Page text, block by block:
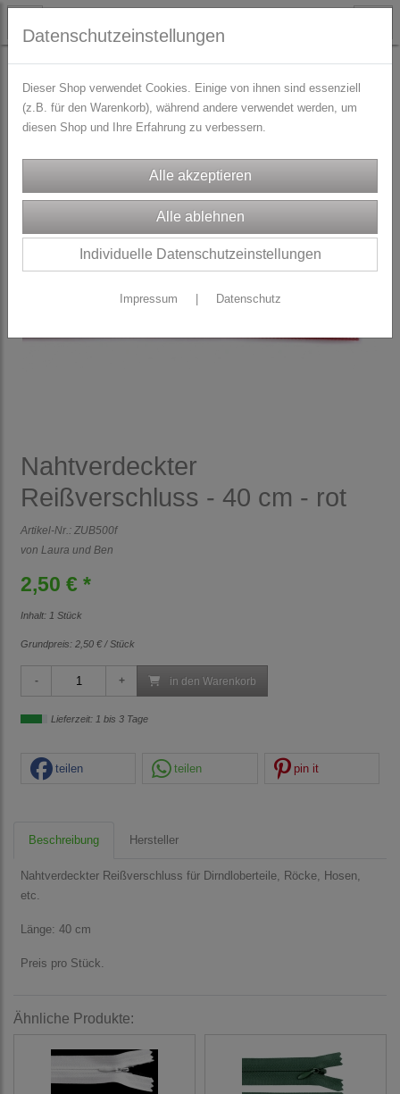
TRACHTENZUBEHÖR Reißverschlüsse
Nahtverdeckter
Reißverschluss - 40 cm - rot
Artikel-Nr.: ZUB500f
von Laura und Ben
2,50 € *
Inhalt: 1 Stück
Grundpreis: 2,50 € / Stück
in den Warenkorb
Lieferzeit: 1 bis 3 Tage
teilen teilen pin it
Beschreibung Hersteller
Nahtverdeckter Reißverschluss für Dirndloberteile, Röcke, Hosen,
etc.
Länge: 40 cm
Preis pro Stück.
Ähnliche Produkte:
Datenschutzeinstellungen
Dieser Shop verwendet Cookies. Einige von ihnen sind essenziell
(z.B. für den Warenkorb), während andere verwendet werden, um
diesen Shop und Ihre Erfahrung zu verbessern.
Individuelle Datenschutzeinstellungen
Impressum Datenschutz